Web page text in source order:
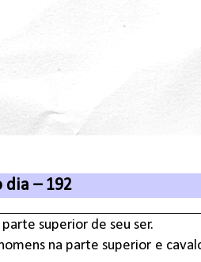
– 192
superior de seu ser.
na parte superior e